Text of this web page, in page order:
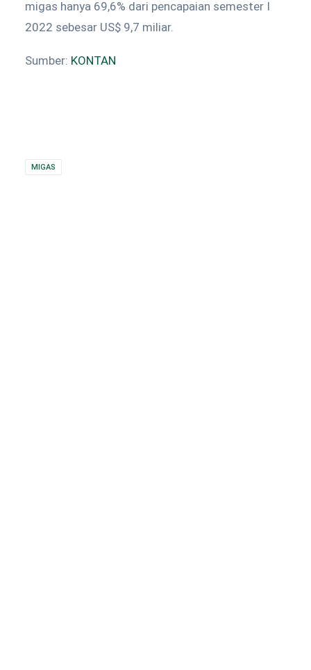
migas hanya 69,6% dari pencapaian semester I
2022 sebesar US$ 9,7 miliar.
Sumber: KONTAN
MIGAS